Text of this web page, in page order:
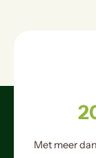
Met meer